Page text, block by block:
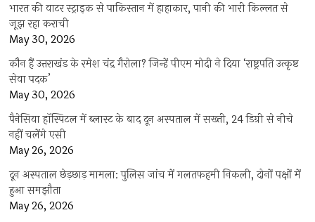
भारत की वाटर स्ट्राइक से पाकिस्तान में हाहाकार, पानी की भारी किल्लत से
जूझ रहा कराची
May 30, 2026
कौन हैं उत्तराखंड के रमेश चंद्र गैरोला? जिन्हें पीएम मोदी ने दिया ‘राष्ट्रपति उत्कृष्ट
सेवा पदक’
May 30, 2026
पैनेसिया हॉस्पिटल में ब्लास्ट के बाद दून अस्पताल में सख्ती, 24 डिग्री से नीचे
नहीं चलेंगे एसी
May 26, 2026
दून अस्पताल छेड़छाड़ मामला: पुलिस जांच में गलतफहमी निकली, दोनों पक्षों में
हुआ समझौता
May 26, 2026